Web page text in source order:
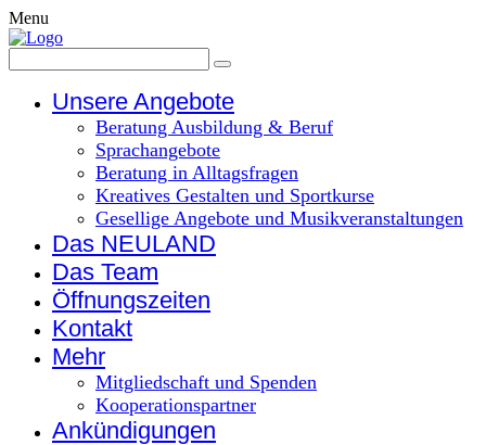
Menu
Unsere Angebote
Beratung Ausbildung & Beruf
Sprachangebote
Beratung in Alltagsfragen
Kreatives Gestalten und Sportkurse
Gesellige Angebote und Musikveranstaltungen
Das NEULAND
Das Team
Öffnungszeiten
Kontakt
Mehr
Mitgliedschaft und Spenden
Kooperationspartner
Ankündigungen